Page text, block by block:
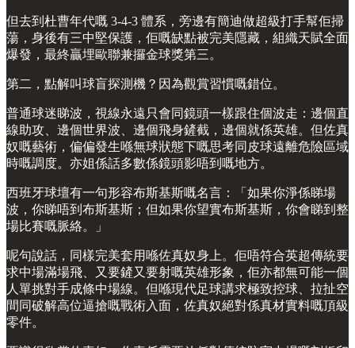
但去到杜曹年代嘅 3-4-3 體系，旁邊有簡迪做超級打手幫佢掃
蕩，身後有三中堅保護，佢嘅缺點被完美隱藏，組織天賦全面
爆發，最終贏埋歐聯兼攞金球獎第三。
第二，點解叫球盲探測機？因為觀賞習慣嘅錯位。
普通球迷睇波，視線永遠只會同鏡頭一樣跟住個波走：邊個直
線助攻、邊個世界波、邊個飛身鏟截，邊個就係英雄。但佐真
奴嘅藝術，偏偏發生喺無球狀態下嘅思考同皮球遠離危險區域
時嘅調度。亦姐係話多數係鏡頭影唔到嘅地方。
西班牙球壇有一句形容布斯基斯嘅名言：「如果你淨係睇場
波，你睇唔到布斯基斯；但如果你望實布斯基斯，你會睇到整
場比賽嘅脈絡。」
呢句說話，同樣完美套用喺佐真奴身上。佢唔符合英超傳統要
求中場滿場飛、又要鏟又要射嘅英雄形象，佢亦都無可能一個
人單挑對手成條中場線。但喺現代足球講求極致控球、拉扯空
間同破解高位逼搶嘅戰術入面，佐真奴絕對係真材實料嘅頂級
零件。